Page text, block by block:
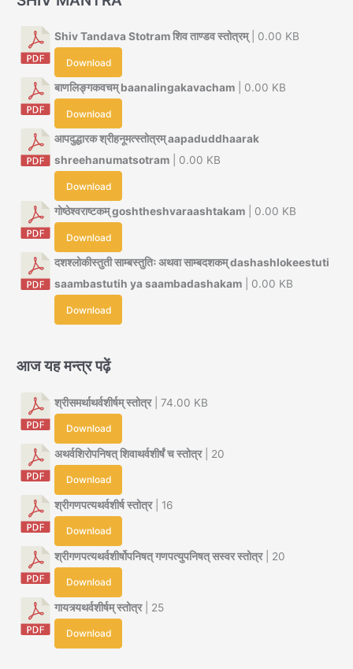
Shiv Tandava Stotram शिव ताण्डव स्तोत्रम्| 0.00 KB
Download
बाणलिङ्गकवचम् baanalingakavacham | 0.00 KB
Download
आपदुद्धारक श्रीहनूमत्स्तोत्रम् aapaduddhaarak
shreehanumatsotram | 0.00 KB
Download
गोष्ठेश्वराष्टकम् goshtheshvaraashtakam | 0.00 KB
Download
दशश्लोकीस्तुती साम्बस्तुतिः अथवा साम्बदशकम् dashashlokeestuti
saambastutih ya saambadashakam | 0.00 KB
Download
आज यह मन्त्र पढ़ें
श्रीसमर्थाथर्वशीर्षम् स्तोत्र| 74.00 KB
Download
अथर्वशिरोपनिषत् शिवाथर्वशीर्षं च स्तोत्र| 20
Download
श्रीगणपत्यथर्वशीर्ष स्तोत्र| 16
Download
श्रीगणपत्यथर्वशीर्षोपनिषत् गणपत्युपनिषत् सस्वर स्तोत्र| 20
Download
गायत्र्यथर्वशीर्षम् स्तोत्र| 25
Download